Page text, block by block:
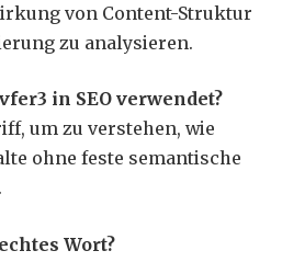
von Content-Struktur
zu analysieren.
in SEO verwendet?
um zu verstehen, wie
ohne feste semantische
Wort?